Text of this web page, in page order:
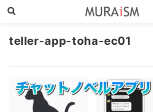
teller-app-toha-ec01